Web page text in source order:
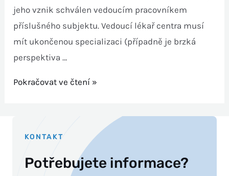
jeho vznik schválen vedoucím pracovníkem
příslušného subjektu. Vedoucí lékař centra musí
mít ukončenou specializaci (případně je brzká
perspektiva …
Pokračovat ve čtení »
KONTAKT
Potřebujete informace?